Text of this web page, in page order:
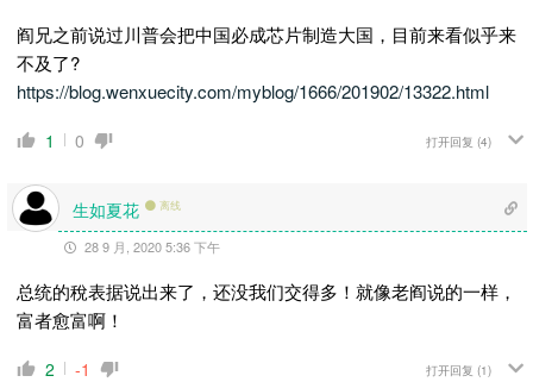
阎兄之前说过川普会把中国必成芯片制造大国，目前来看似乎来
不及了?
https://blog.wenxuecity.com/myblog/1666/201902/13322.html
1 0 打开回复 (4)
生如夏花 离线
28 9 月, 2020 5:36 下午
总统的稅表据说出来了，还没我们交得多！就像老阎说的一样，
富者愈富啊！
2 -1 打开回复 (1)